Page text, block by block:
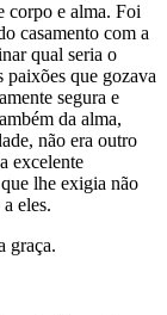
corpo e alma. Foi
casamento com a
qual seria o
paixões que gozava
segura e
da alma,
não era outro
excelente
lhe exigia não
eles.
graça.